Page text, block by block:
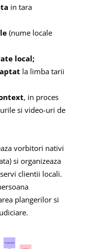
in tara
(nume locale
local;
la limba tarii
, in proces
si video-uri de
vorbitori nativi
si organizeaza
clientii locali.
plangerilor si